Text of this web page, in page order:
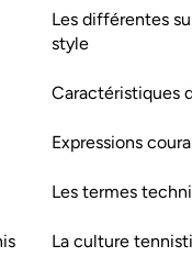
Les différentes
style
Caractéristiques
Expressions
Les termes
La culture